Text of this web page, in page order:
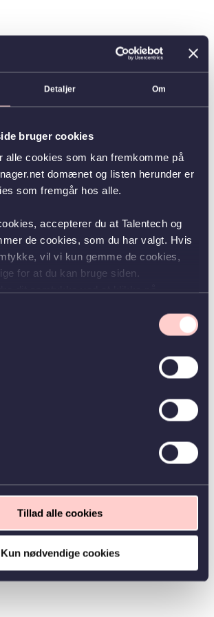
Detaljer Om
bruger cookies
alle cookies som kan fremkomme på
domænet og listen herunder er
som fremgår hos alle.
accepterer du at Talentech og
de cookies, som du har valgt. Hvis
vil vi kun gemme de cookies,
for at du kan bruge siden.
Tillad alle cookies
Kun nødvendige cookies